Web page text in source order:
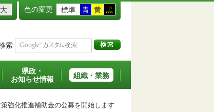
色の変更 標準 青 黄 黒
索
県政・
お知らせ情報
組織・業務
強化推進補助金の公募を開始します